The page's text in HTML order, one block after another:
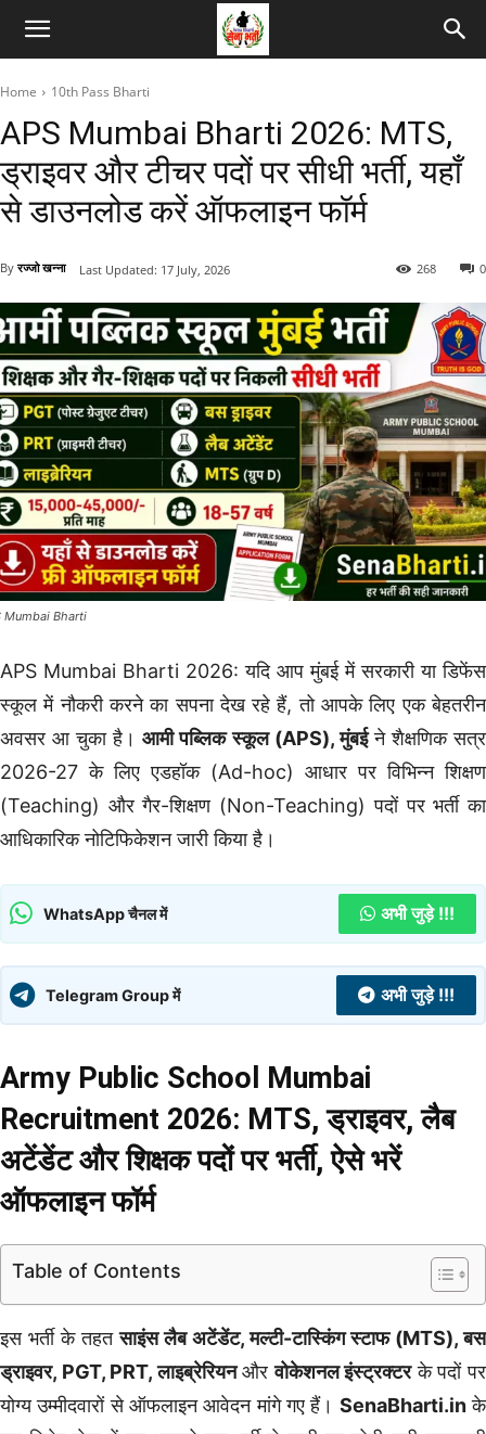
Home 10th Pass Bharti
APS Mumbai Bharti 2026: MTS,
ड्राइवर और टीचर पदों पर सीधी भर्ती, यहाँ
से डाउनलोड करें ऑफलाइन फॉर्म
By रज्जो खन्ना 0
268
Last Updated: 17 July, 2026
Mumbai Bharti
APS Mumbai Bharti 2026: यदि आप मुंबई में सरकारी या डिफेंस
स्कूल में नौकरी करने का सपना देख रहे हैं, तो आपके लिए एक बेहतरीन
अवसर आ चुका है।आमी पब्लिक स्कूल (APS), मुंबईने शैक्षणिक सत्र
2026-27 के लिए एडहॉक (Ad-hoc) आधार पर विभिन्न शिक्षण
(Teaching) और गैर-शिक्षण (Non-Teaching) पदों पर भर्ती का
आधिकारिक नोटिफिकेशन जारी किया है।
WhatsApp चैनल में अभी जुड़े !!!
Telegram Group में अभी जुड़े !!!
Army Public School Mumbai
Recruitment 2026: MTS, ड्राइवर, लैब
अटेंडेंट और शिक्षक पदों पर भर्ती, ऐसे भरें
ऑफलाइन फॉर्म
Table of Contents
इस भर्ती के तहतसाइंस लैब अटेंडेंट, मल्टी-टास्किंग स्टाफ (MTS), बस
ड्राइवर, PGT, PRT, लाइब्रेरियनऔरवोकेशनल इंस्ट्रक्टरके पदों पर
योग्य उम्मीदवारों से ऑफलाइन आवेदन मांगे गए हैं। SenaBharti.inके